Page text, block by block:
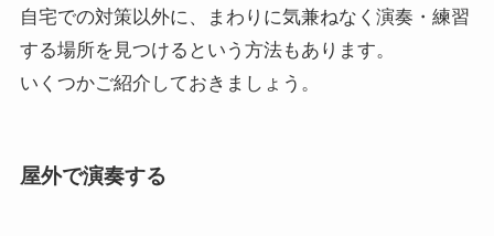
自宅での対策以外に、まわりに気兼ねなく演奏・練習
する場所を見つけるという方法もあります。
いくつかご紹介しておきましょう。
屋外で演奏する